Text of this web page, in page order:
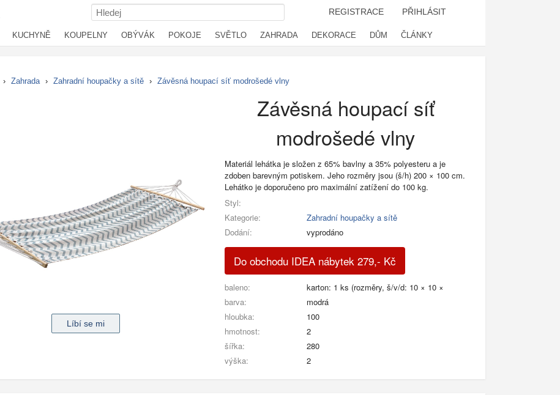
REGISTRACE PŘIHLÁSIT
KUCHYNĚ KOUPELNY OBÝVÁK POKOJE SVĚTLO ZAHRADA DEKORACE DŮM ČLÁNKY
› Zahrada › Zahradní houpačky a sítě › Závěsná houpací síť modrošedé vlny
Závěsná houpací síť
modrošedé vlny
Materiál lehátka je složen z 65% bavlny a 35% polyesteru a je
zdoben barevným potiskem. Jeho rozměry jsou (š/h) 200 × 100 cm.
Lehátko je doporučeno pro maximální zatížení do 100 kg.
Styl:
Kategorie:
Zahradní houpačky a sítě
Dodání:
vyprodáno
Do obchodu IDEA nábytek 279,- Kč
baleno:
karton: 1 ks (rozměry, š/v/d: 10 × 10 ×
barva:
modrá
hloubka:
100
hmotnost:
2
šířka:
280
výška:
2